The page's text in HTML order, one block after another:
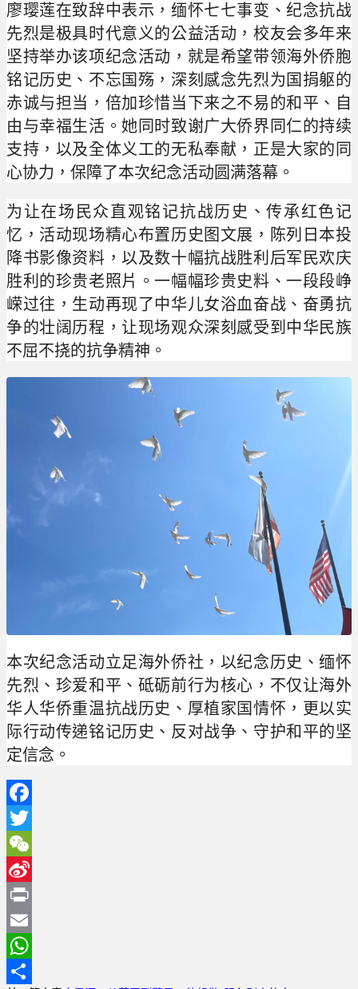
廖璎莲在致辞中表示，缅怀七七事变、纪念抗战
先烈是极具时代意义的公益活动，校友会多年来
坚持举办该项纪念活动，就是希望带领海外侨胞
铭记历史、不忘国殇，深刻感念先烈为国捐躯的
赤诚与担当，倍加珍惜当下来之不易的和平、自
由与幸福生活。她同时致谢广大侨界同仁的持续
支持，以及全体义工的无私奉献，正是大家的同
心协力，保障了本次纪念活动圆满落幕。
为让在场民众直观铭记抗战历史、传承红色记
忆，活动现场精心布置历史图文展，陈列日本投
降书影像资料，以及数十幅抗战胜利后军民欢庆
胜利的珍贵老照片。一幅幅珍贵史料、一段段峥
嵘过往，生动再现了中华儿女浴血奋战、奋勇抗
争的壮阔历程，让现场观众深刻感受到中华民族
不屈不挠的抗争精神。
本次纪念活动立足海外侨社，以纪念历史、缅怀
先烈、珍爱和平、砥砺前行为核心，不仅让海外
华人华侨重温抗战历史、厚植家国情怀，更以实
际行动传递铭记历史、反对战争、守护和平的坚
定信念。
Facebook
Twitter
WeChat
Sina
Weibo
Print
Email
WhatsApp